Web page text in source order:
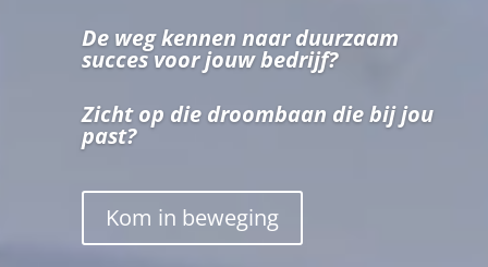
De weg kennen naar duurzaam
succes voor jouw bedrijf?
Zicht op die droombaan die bij jou
past?
Kom in beweging